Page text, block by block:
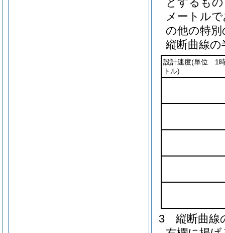
メートル
の他の特
縦断曲線
設計速度(単位 1時
トル)
3
縦断曲線